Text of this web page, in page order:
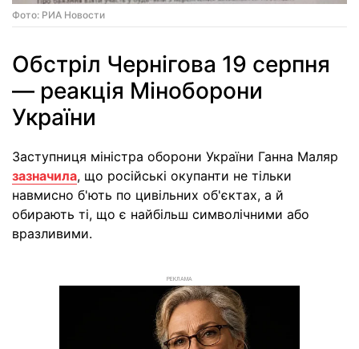
Фото: РИА Новости
Обстріл Чернігова 19 серпня
— реакція Міноборони
України
Заступниця міністра оборони України Ганна Маляр
зазначила, що російські окупанти не тільки
навмисно б'ють по цивільних об'єктах, а й
обирають ті, що є найбільш символічними або
вразливими.
РЕКЛАМА